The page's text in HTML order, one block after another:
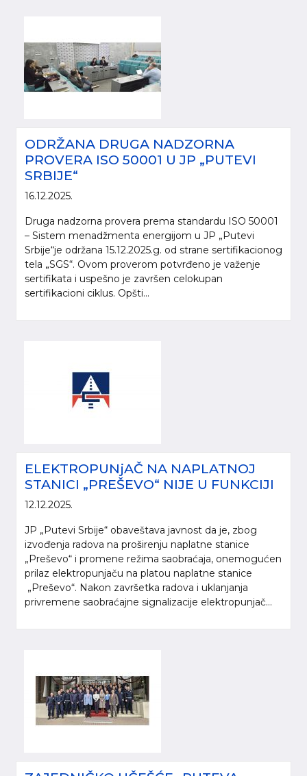
ODRŽANA DRUGA NADZORNA
PROVERA ISO 50001 U JP „PUTEVI
SRBIJE“
16.12.2025.
Druga nadzorna provera prema standardu ISO 50001
– Sistem menadžmenta energijom u JP „Putevi
Srbije“je održana 15.12.2025.g. od strane sertifikacionog
tela „SGS“. Ovom proverom potvrđeno je važenje
sertifikata i uspešno je završen celokupan
sertifikacioni ciklus. Opšti...
ELEKTROPUNjAČ NA NAPLATNOJ
STANICI „PREŠEVO“ NIJE U FUNKCIJI
12.12.2025.
JP „Putevi Srbije“ obaveštava javnost da je, zbog
izvođenja radova na proširenju naplatne stanice
„Preševo“ i promene režima saobraćaja, onemogućen
prilaz elektropunjaču na platou naplatne stanice
„Preševo“. Nakon završetka radova i uklanjanja
privremene saobraćajne signalizacije elektropunjač...